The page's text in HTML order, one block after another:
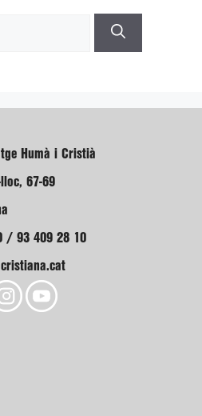
Humà i Cristià
67-69
/ 93 409 28 10